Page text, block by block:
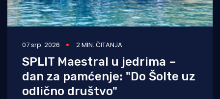
07 srp. 2026 2 MIN. ČITANJA
SPLIT Maestral u jedrima –
dan za pamćenje: "Do Šolte uz
odlično društvo"